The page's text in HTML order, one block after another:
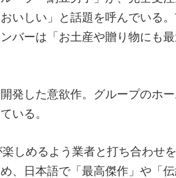
いしい」と話題を呼んでいる
バーは「お土産や贈り物にも
発した意欲作。グループのホ
いる。
しめるよう業者と打ち合わせ
、日本語で「最高傑作」や「